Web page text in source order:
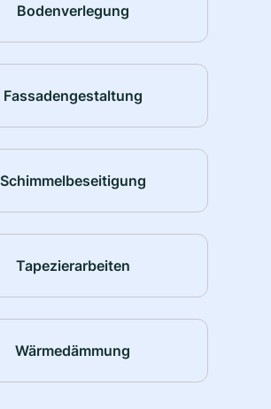
Bodenverlegung
Fassadengestaltung
Schimmelbeseitigung
Tapezierarbeiten
Wärmedämmung